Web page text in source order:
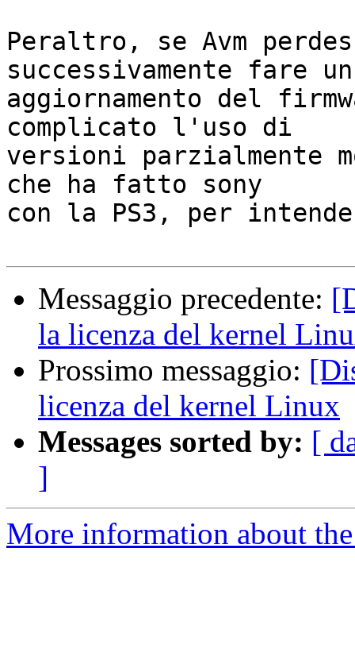
Peraltro, se Avm
successivamente fare un
aggiornamento del
complicato l'uso di
versioni parzialmente
che ha fatto sony
con la PS3, per
Messaggio precedente:
la licenza del kernel
Prossimo messaggio:
licenza del kernel Linux
Messages sorted by: [
]
More information about